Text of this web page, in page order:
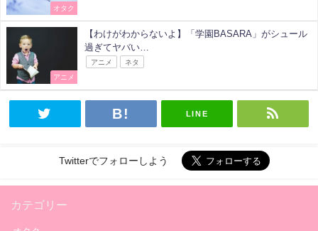
オタク
アニメ
【わけがわからないよ】「学園BASARA」がシュール
過ぎてヤバい…
アニメ ネタ
LINE
Twitterでフォローしよう
カテゴリー